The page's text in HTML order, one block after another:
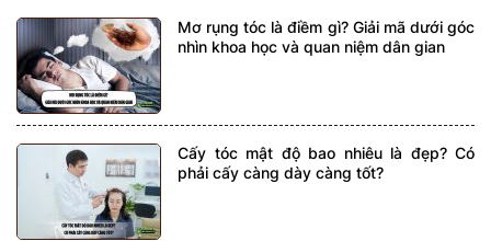
Mơ rụng tóc là điềm gì? Giải mã dưới góc
nhìn khoa học và quan niệm dân gian
Cấy tóc mật độ bao nhiêu là đẹp? Có
phải cấy càng dày càng tốt?